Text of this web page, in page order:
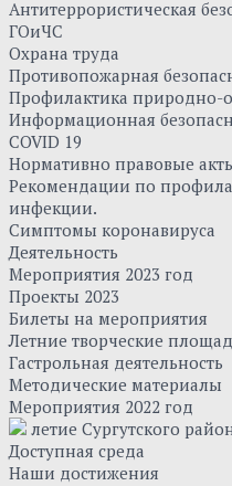
Антитеррористическая
ГОиЧС
Охрана труда
Противопожарная
Профилактика природно-
Информационная
COVID 19
Нормативно правовые
Рекомендации по
инфекции.
Симптомы коронавируса
Деятельность
Мероприятия 2023 год
Проекты 2023
Билеты на мероприятия
Летние творческие
Гастрольная деятельность
Методические материалы
Мероприятия 2022 год
летие Сургутского
Доступная среда
Наши достижения